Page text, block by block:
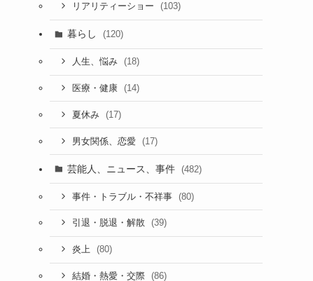
リアリティーショー (103)
暮らし (120)
人生、悩み (18)
医療・健康 (14)
夏休み (17)
男女関係、恋愛 (17)
芸能人、ニュース、事件 (482)
事件・トラブル・不祥事 (80)
引退・脱退・解散 (39)
炎上 (80)
結婚・熱愛・交際 (86)